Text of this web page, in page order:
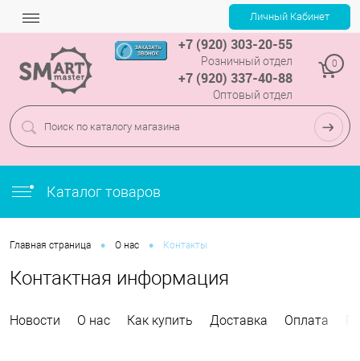
+7 (920) 303-20-55
Розничный отдел
+7 (920) 337-40-88
Оптовый отдел
0
Каталог товаров
Главная страница • О нас • Контакты
Контактная информация
Новости О нас Как купить Доставка Оплата